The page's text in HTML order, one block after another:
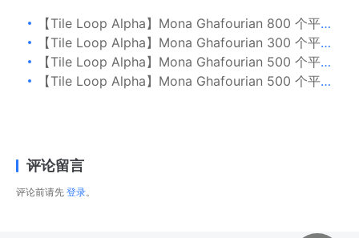
【Tile Loop Alpha】Mona Ghafourian 800 个平铺装饰图案
【Tile Loop Alpha】Mona Ghafourian 300 个平铺装饰边框图案
【Tile Loop Alpha】Mona Ghafourian 500 个平铺装饰图案 Part 01
【Tile Loop Alpha】Mona Ghafourian 500 个平铺装饰图案 Part 02
评论留言
评论前请先 登录。